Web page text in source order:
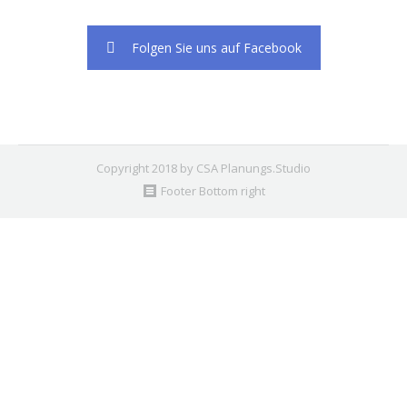
Folgen Sie uns auf Facebook
Copyright 2018 by CSA Planungs.Studio
Footer Bottom right